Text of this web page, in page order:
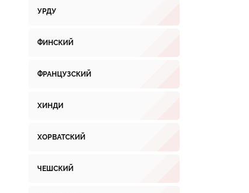
УРДУ
ФИНСКИЙ
ФРАНЦУЗСКИЙ
ХИНДИ
ХОРВАТСКИЙ
ЧЕШСКИЙ